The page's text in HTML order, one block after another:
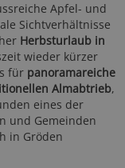
Apfel- und
Sichtverhältnisse
Herbsturlaub in
wieder kürzer
für panoramareiche
Almabtrieb,
eines der
und Gemeinden
in Gröden